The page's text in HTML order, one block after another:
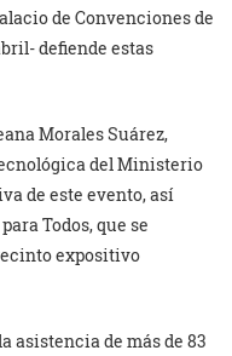
de Convenciones de
defiende estas
Morales Suárez,
del Ministerio
de este evento, así
Todos, que se
expositivo
asistencia de más de 83